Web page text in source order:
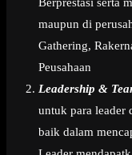
Berprestasi serta
maupun di
Gathering,
Peusahaan
Leadership &
untuk para leader
baik dalam